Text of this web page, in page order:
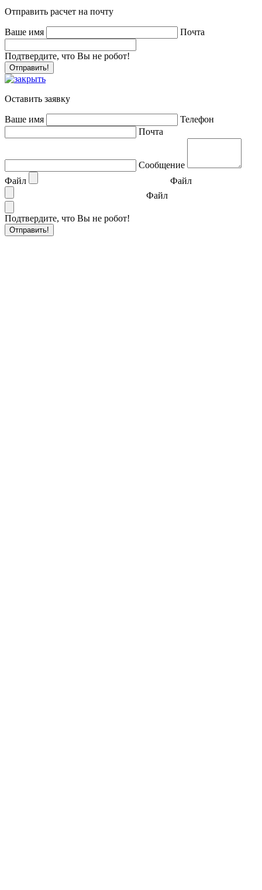
Отправить расчет на почту
Ваше имя Почта
Подтвердите, что Вы не робот!
Оставить заявку
Ваше имя
Телефон
Почта
Сообщение
Файл
Файл
Файл
Подтвердите, что Вы не робот!